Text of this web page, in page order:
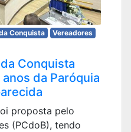
Conquista
Vereadores
Conquista
da Paróquia
proposta pelo
(PCdoB), tendo